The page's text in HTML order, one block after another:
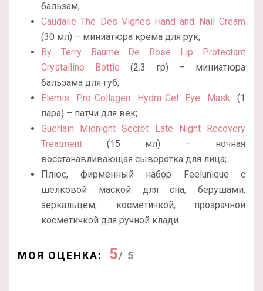
бальзам;
Caudalie Thé Des Vignes Hand and Nail Cream
(30 мл) – миниатюра крема для рук;
By Terry Baume De Rose Lip Protectant
Crystalline Bottle (2.3 гр) – миниатюра
бальзама для губ;
Elemis Pro-Collagen Hydra-Gel Eye Mask (1
пара) – патчи для век;
Guerlain Midnight Secret Late Night Recovery
Treatment (15 мл) – ночная
восстанавливающая сыворотка для лица;
Плюс, фирменный набор Feelunique с
шелковой маской для сна, берушами,
зеркальцем, косметичкой, прозрачной
косметичкой для ручной клади.
МОЯ ОЦЕНКА: 5/ 5